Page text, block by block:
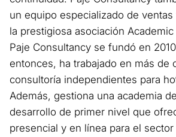
un equipo especializado de
la prestigiosa asociación
Paje Consultancy se fundó en
entonces, ha trabajado en más de
consultoría independientes para
Además, gestiona una academia
desarrollo de primer nivel que
presencial y en línea para el